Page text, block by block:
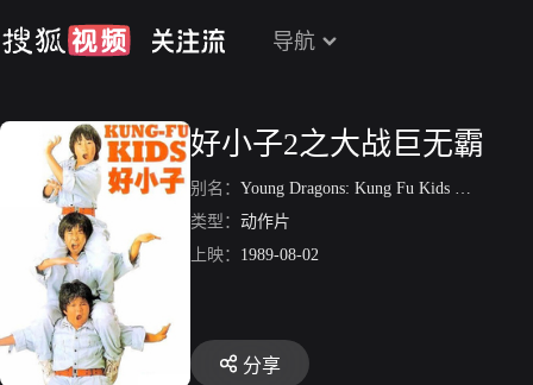
导航
好小子2之大战巨无霸
别名： Young Dragons: Kung Fu Kids II
类型： 动作片
上映： 1989-08-02
分享